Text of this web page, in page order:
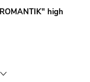
high